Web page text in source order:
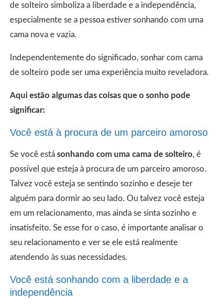
de solteiro simboliza a liberdade e a independência,
especialmente se a pessoa estiver sonhando com uma
cama nova e vazia.
Independentemente do significado, sonhar com cama
de solteiro pode ser uma experiência muito reveladora.
Aqui estão algumas das coisas que o sonho pode
significar:
Você está à procura de um parceiro amoroso
Se você está sonhando com uma cama de solteiro, é
possível que esteja à procura de um parceiro amoroso.
Talvez você esteja se sentindo sozinho e deseje ter
alguém para dormir ao seu lado. Ou talvez você esteja
em um relacionamento, mas ainda se sinta sozinho e
insatisfeito. Se esse for o caso, é importante analisar o
seu relacionamento e ver se ele está realmente
atendendo às suas necessidades.
Você está sonhando com a liberdade e a
independência